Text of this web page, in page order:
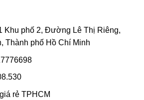
Khu phố 2, Đường Lê Thị Riêng,
Thành phố Hồ Chí Minh
rẻ TPHCM